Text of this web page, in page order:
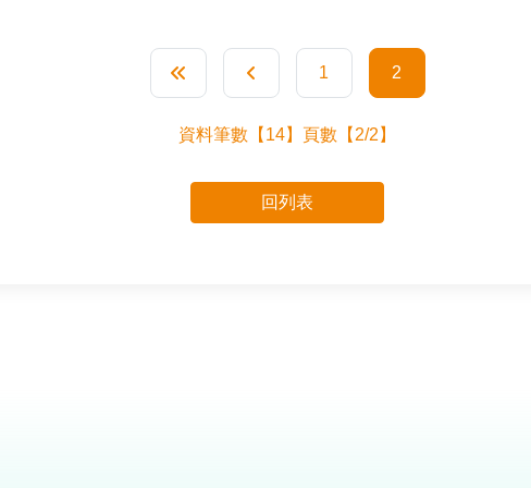
第一頁 上一頁 1 2
資料筆數【14】頁數【2/2】
回列表